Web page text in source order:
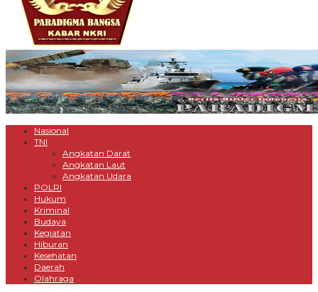
Nasional
TNI
Angkatan Darat
Angkatan Laut
Angkatan Udara
POLRI
Hukum
Kriminal
Budaya
Kegiatan
Hiburan
Kesehatan
Daerah
Olahraga